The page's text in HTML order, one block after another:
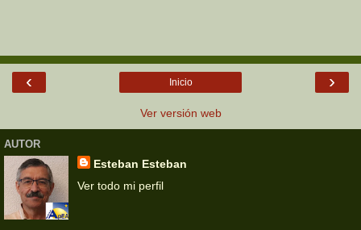
‹ ›
Inicio
Ver versión web
AUTOR
Esteban Esteban
Ver todo mi perfil